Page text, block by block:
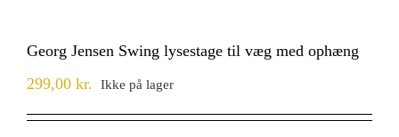
Georg Jensen Swing lysestage til væg med ophæng
299,00 kr. Ikke på lager